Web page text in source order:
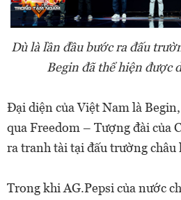
Dù là lần đầu bước ra đấu
Begin đã thể hiện được
Đại diện của Việt Nam là
qua Freedom – Tượng đài của
ra tranh tài tại đấu trường châu
Trong khi AG.Pepsi của nước